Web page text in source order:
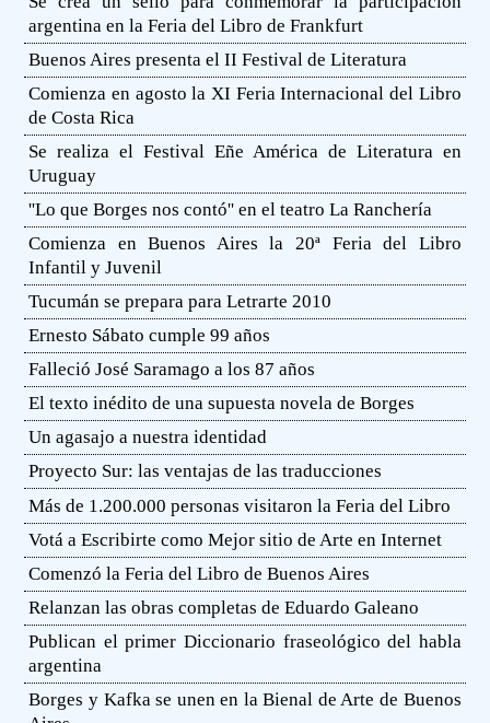
argentina en la Feria del Libro de Frankfurt
Buenos Aires presenta el II Festival de Literatura
Comienza en agosto la XI Feria Internacional del Libro
de Costa Rica
Se realiza el Festival Eñe América de Literatura en
Uruguay
''Lo que Borges nos contó'' en el teatro La Ranchería
Comienza en Buenos Aires la 20ª Feria del Libro
Infantil y Juvenil
Tucumán se prepara para Letrarte 2010
Ernesto Sábato cumple 99 años
Falleció José Saramago a los 87 años
El texto inédito de una supuesta novela de Borges
Un agasajo a nuestra identidad
Proyecto Sur: las ventajas de las traducciones
Más de 1.200.000 personas visitaron la Feria del Libro
Votá a Escribirte como Mejor sitio de Arte en Internet
Comenzó la Feria del Libro de Buenos Aires
Relanzan las obras completas de Eduardo Galeano
Publican el primer Diccionario fraseológico del habla
argentina
Borges y Kafka se unen en la Bienal de Arte de Buenos